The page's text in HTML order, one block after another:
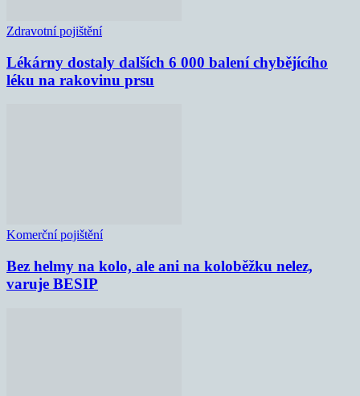
Zdravotní pojištění
Lékárny dostaly dalších 6 000 balení chybějícího
léku na rakovinu prsu
Komerční pojištění
Bez helmy na kolo, ale ani na koloběžku nelez,
varuje BESIP